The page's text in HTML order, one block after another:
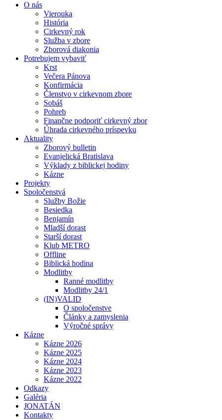
O nás
Vierouka
História
Cirkevný rok
Služba v zbore
Zborová diakonia
Potrebujem vybaviť
Krst
Večera Pánova
Konfirmácia
Členstvo v cirkevnom zbore
Sobáš
Pohreb
Finančne podporiť cirkevný zbor
Úhrada cirkevného príspevku
Aktuality
Zborový bulletin
Evanjelická Bratislava
Výklady z biblickej hodiny
Kázne
Projekty
Spoločenstvá
Služby Božie
Besiedka
Benjamín
Mladší dorast
Starší dorast
Klub METRO
Offline
Biblická hodina
Modlitby
Ranné modlitby
Modlitby 24/1
(IN)VALID
O spoločenstve
Články a zamyslenia
Výročné správy
Kázne
Kázne 2026
Kázne 2025
Kázne 2024
Kázne 2023
Kázne 2022
Odkazy
Galéria
JONATÁN
Kontakty